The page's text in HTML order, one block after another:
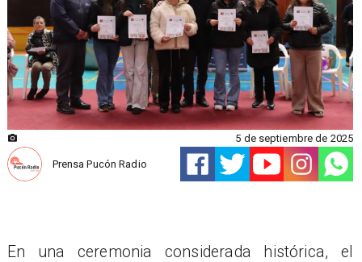
Prensa Pucón Radio
5 de septiembre de 2025
En una ceremonia considerada histórica, el